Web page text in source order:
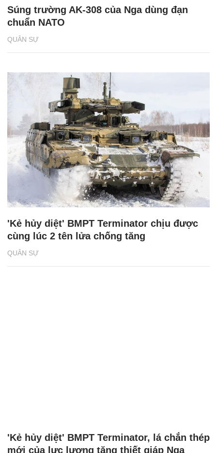
QUÂN SỰ
Súng trường AK-308 của Nga dùng đạn
chuẩn NATO
QUÂN SỰ
'Kẻ hủy diệt' BMPT Terminator chịu được
cùng lúc 2 tên lửa chống tăng
'Kẻ hủy diệt' BMPT Terminator, lá chắn thép
mới của lực lượng tăng thiết giáp Nga